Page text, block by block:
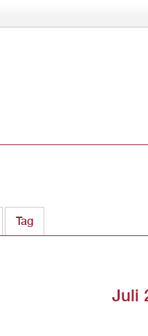
Tag
Juli